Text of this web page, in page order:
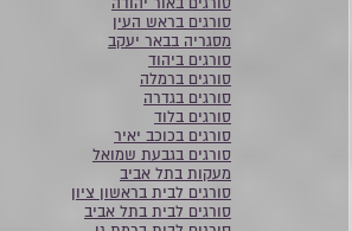
סורגים בראש העין
מסגריה בבאר יעקב
סורגים ביהוד
סורגים ברמלה
סורגים בגדרה
סורגים בלוד
סורגים בכוכב יאיר
סורגים בגבעת שמואל
מעקות בתל אביב
סורגים לבית בראשון ציון
סורגים לבית בתל אביב